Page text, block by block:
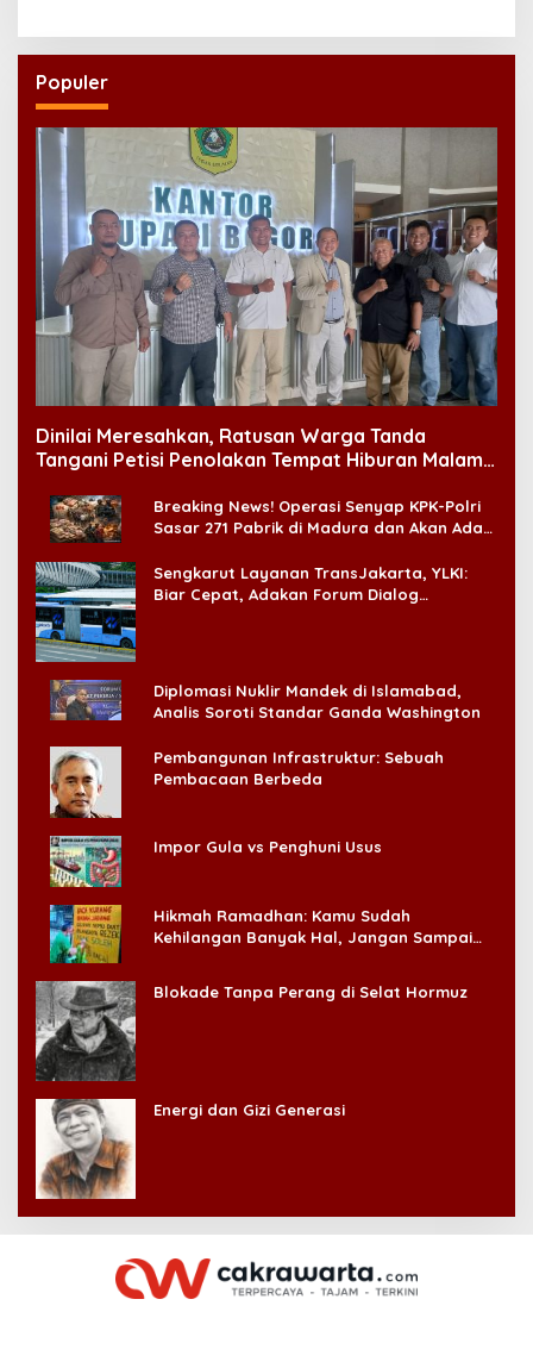
Populer
Dinilai Meresahkan, Ratusan Warga Tanda
Tangani Petisi Penolakan Tempat Hiburan Malam
Breaking News! Operasi Senyap KPK-Polri
Sasar 271 Pabrik di Madura dan Akan Ada
Sengkarut Layanan TransJakarta, YLKI:
Biar Cepat, Adakan Forum Dialog
Diplomasi Nuklir Mandek di Islamabad,
Analis Soroti Standar Ganda Washington
Pembangunan Infrastruktur: Sebuah
Pembacaan Berbeda
Impor Gula vs Penghuni Usus
Hikmah Ramadhan: Kamu Sudah
Kehilangan Banyak Hal, Jangan Sampai
Blokade Tanpa Perang di Selat Hormuz
Energi dan Gizi Generasi